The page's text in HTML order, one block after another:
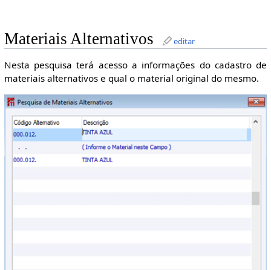
Materiais Alternativos editar
Nesta pesquisa terá acesso a informações do cadastro de
materiais alternativos e qual o material original do mesmo.